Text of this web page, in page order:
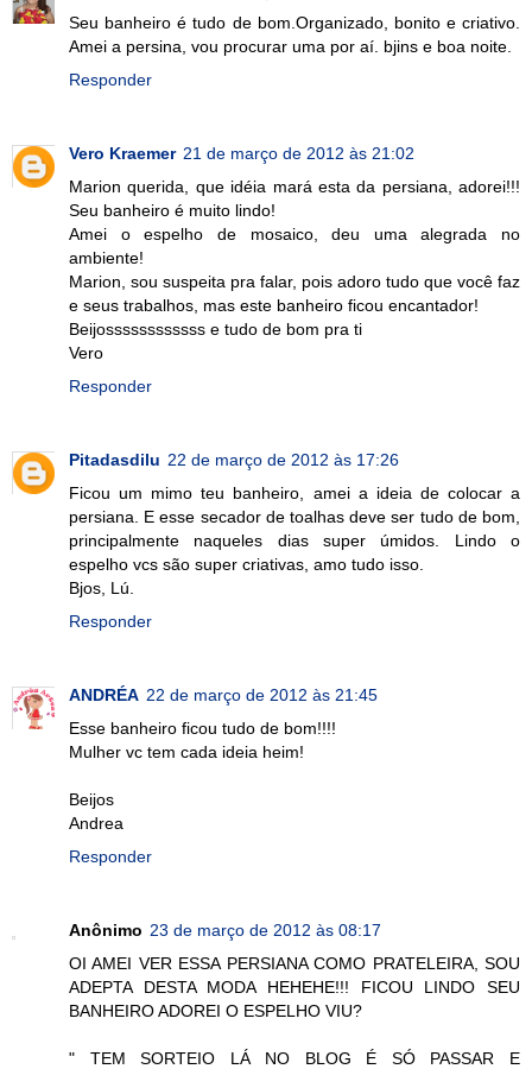
Seu banheiro é tudo de bom.Organizado, bonito e criativo.
Amei a persina, vou procurar uma por aí. bjins e boa noite.
Responder
Vero Kraemer 21 de março de 2012 às 21:02
Marion querida, que idéia mará esta da persiana, adorei!!!
Seu banheiro é muito lindo!
Amei o espelho de mosaico, deu uma alegrada no
ambiente!
Marion, sou suspeita pra falar, pois adoro tudo que você faz
e seus trabalhos, mas este banheiro ficou encantador!
Beijossssssssssss e tudo de bom pra ti
Vero
Responder
Pitadasdilu 22 de março de 2012 às 17:26
Ficou um mimo teu banheiro, amei a ideia de colocar a
persiana. E esse secador de toalhas deve ser tudo de bom,
principalmente naqueles dias super úmidos. Lindo o
espelho vcs são super criativas, amo tudo isso.
Bjos, Lú.
Responder
ANDRÉA 22 de março de 2012 às 21:45
Esse banheiro ficou tudo de bom!!!!
Mulher vc tem cada ideia heim!
Beijos
Andrea
Responder
Anônimo 23 de março de 2012 às 08:17
OI AMEI VER ESSA PERSIANA COMO PRATELEIRA, SOU
ADEPTA DESTA MODA HEHEHE!!! FICOU LINDO SEU
BANHEIRO ADOREI O ESPELHO VIU?
" TEM SORTEIO LÁ NO BLOG É SÓ PASSAR E